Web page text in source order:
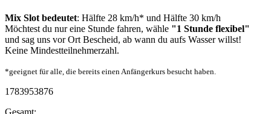
Mix Slot bedeutet: Hälfte 28 km/h* und Hälfte 30 km/h
Möchtest du nur eine Stunde fahren, wähle "1 Stunde flexibel"
und sag uns vor Ort Bescheid, ab wann du aufs Wasser willst!
Keine Mindestteilnehmerzahl.
*geeignet für alle, die bereits einen Anfängerkurs besucht haben.
1783953876